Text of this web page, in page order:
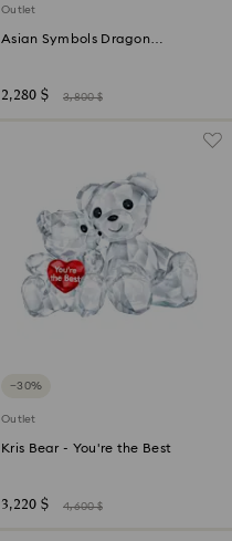
Outlet
Asian Symbols Dragon
2,280 $ 3,800 $
−30%
Outlet
Kris Bear - You're the Best
3,220 $ 4,600 $